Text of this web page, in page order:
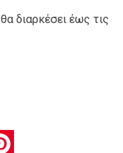
διαρκέσει έως τις